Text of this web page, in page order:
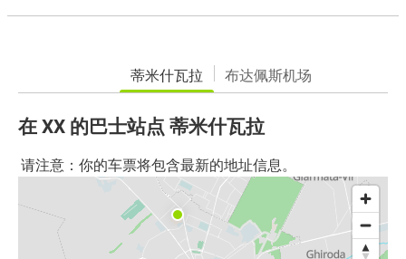
蒂米什瓦拉 布达佩斯机场
在 XX 的巴士站点 蒂米什瓦拉
请注意：你的车票将包含最新的地址信息。